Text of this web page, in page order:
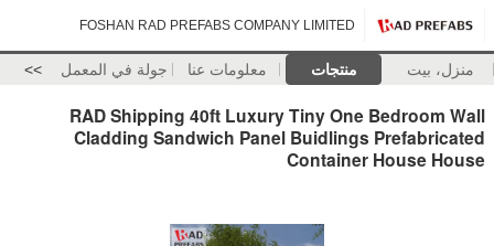
FOSHAN RAD PREFABS COMPANY LIMITED
منزل، بيت منتجات معلومات عنا جولة في المعمل >>
RAD Shipping 40ft Luxury Tiny One Bedroom Wall
Cladding Sandwich Panel Buidlings Prefabricated
Container House House